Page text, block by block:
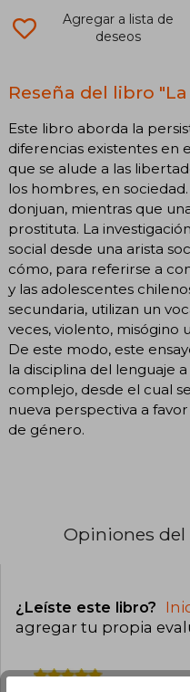
Agregar a lista de
deseos
Reseña del libro
Este libro aborda la
diferencias existentes en
que se alude a las
los hombres, en
donjuan, mientras que
prostituta. La
social desde una arista
cómo, para referirse a
y las adolescentes
secundaria, utilizan un
veces, violento, misógino
De este modo, este
la disciplina del lenguaje
complejo, desde el cual
nueva perspectiva a
de género.
Opiniones
¿Leíste este libro?
agregar tu propia